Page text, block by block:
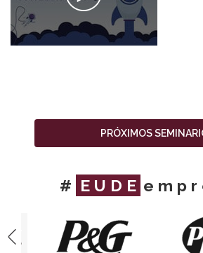
PRÓXIMOS
# EUDE